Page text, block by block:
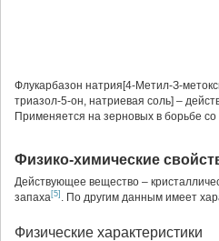
Флукарбазон натрия[4-Метил-З-
триазол-5-он, натриевая соль] –
Применяется на зерновых в борьбе
Физико-химические
Действующее вещество –
запаха[5] . По другим данным имеет
Физические характеристики